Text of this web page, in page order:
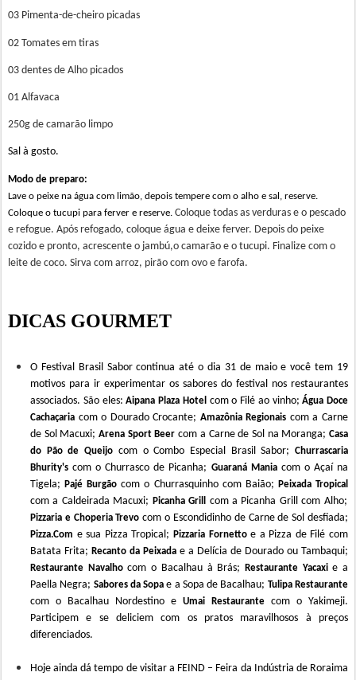
03 Pimenta-de-cheiro picadas
02 Tomates em tiras
03 dentes de Alho picados
01 Alfavaca
250g de camarão limpo
Sal à gosto.
Modo de preparo:
Lave o peixe na água com limão, depois tempere com o alho e sal, reserve.
Coloque o tucupi para ferver e reserve. Coloque todas as verduras e o pescado
e refogue. Após refogado, coloque água e deixe ferver. Depois do peixe
cozido e pronto, acrescente o jambú,o camarão e o tucupi. Finalize com o
leite de coco. Sirva com arroz, pirão com ovo e farofa.
DICAS GOURMET
O Festival Brasil Sabor continua até o dia 31 de maio e você tem 19
motivos para ir experimentar os sabores do festival nos restaurantes
associados. São eles:Aipana Plaza Hotel com o Filé ao vinho;Água Doce
Cachaçaria com o Dourado Crocante; Amazônia Regionais com a Carne
de Sol Macuxi;Arena Sport Beer com a Carne de Sol na Moranga;Casa
do Pão de Queijo com o Combo Especial Brasil Sabor;Churrascaria
Bhurity's com o Churrasco de Picanha; Guaraná Mania com o Açaí na
Tigela;Pajé Burgão com o Churrasquinho com Baião; Peixada Tropical
com a Caldeirada Macuxi; Picanha Grill com a Picanha Grill com Alho;
Pizzaria e Choperia Trevo com o Escondidinho de Carne de Sol desfiada;
Pizza.Com e sua Pizza Tropical; Pizzaria Fornettoe a Pizza de Filé com
Batata Frita; Recanto da Peixada e a Delícia de Dourado ou Tambaqui;
Restaurante Navalhocom o Bacalhau à Brás; Restaurante Yacaxie a
Paella Negra; Sabores da Sopa e a Sopa de Bacalhau; Tulipa Restaurante
com o Bacalhau Nordestino e Umai Restaurante com o Yakimeji.
Participem e se deliciem com os pratos maravilhosos à preços
diferenciados.
Hoje ainda dá tempo de visitara FEIND – Feira da Indústria de Roraima